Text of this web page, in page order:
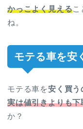
かっこよく見えるこ
ね。
モテる車を安
モテる車を安く買う
実は値引きよりも下
か？